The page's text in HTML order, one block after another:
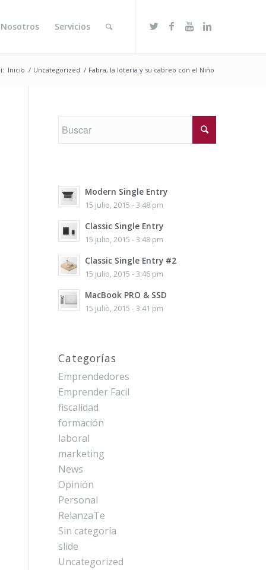
Servicios
Inicio / Uncategorized / Fabra, la lotería y su cabreo con el Niño
Modern Single Entry
15 julio, 2015 - 3:48 pm
Classic Single Entry
15 julio, 2015 - 3:48 pm
Classic Single Entry #2
15 julio, 2015 - 3:46 pm
MacBook PRO & SSD
15 julio, 2015 - 3:41 pm
Categorías
Emprendedores
Emprender Facil
fiscalidad
formación
laboral
marketing
News
Opinión
Personal
RelanzaTe
Sin categoría
slide
Uncategorized